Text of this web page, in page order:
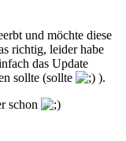
und möchte diese
richtig, leider habe
das Update
sollte (sollte
).
schon